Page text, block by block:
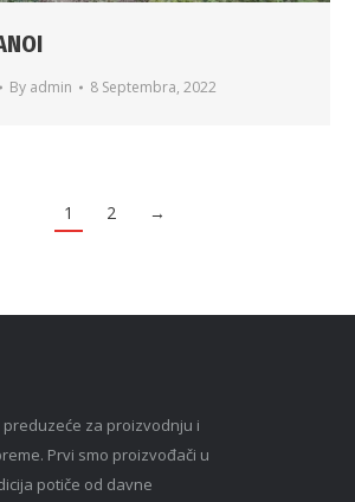
By admin 8 Septembra, 2022
1 2 →
preduzeće za proizvodnju i
Prvi smo proizvođači u
potiče od davne